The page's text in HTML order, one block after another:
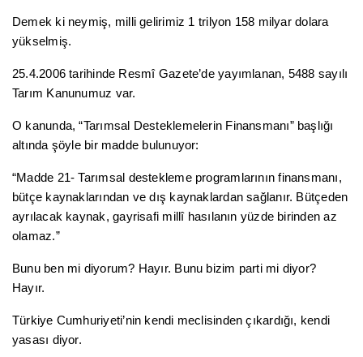
Demek ki neymiş, milli gelirimiz 1 trilyon 158 milyar dolara
yükselmiş.
25.4.2006 tarihinde Resmî Gazete’de yayımlanan, 5488 sayılı
Tarım Kanunumuz var.
O kanunda, “Tarımsal Desteklemelerin Finansmanı” başlığı
altında şöyle bir madde bulunuyor:
“Madde 21- Tarımsal destekleme programlarının finansmanı,
bütçe kaynaklarından ve dış kaynaklardan sağlanır. Bütçeden
ayrılacak kaynak, gayrisafi millî hasılanın yüzde birinden az
olamaz.”
Bunu ben mi diyorum? Hayır. Bunu bizim parti mi diyor?
Hayır.
Türkiye Cumhuriyeti’nin kendi meclisinden çıkardığı, kendi
yasası diyor.